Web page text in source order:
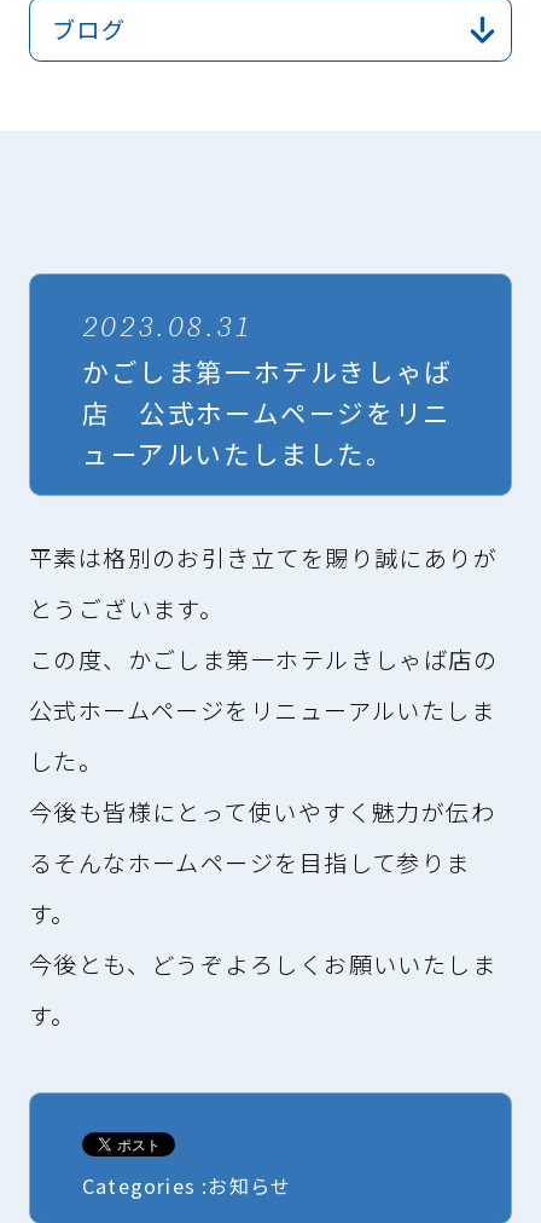
ブログ
2023.08.31
かごしま第一ホテルきしゃば
店 公式ホームページをリニ
ューアルいたしました。
平素は格別のお引き立てを賜り誠にありが
とうございます。
この度、かごしま第一ホテルきしゃば店の
公式ホームページをリニューアルいたしま
した。
今後も皆様にとって使いやすく魅力が伝わ
るそんなホームページを目指して参りま
す。
今後とも、どうぞよろしくお願いいたしま
す。
Categories :お知らせ